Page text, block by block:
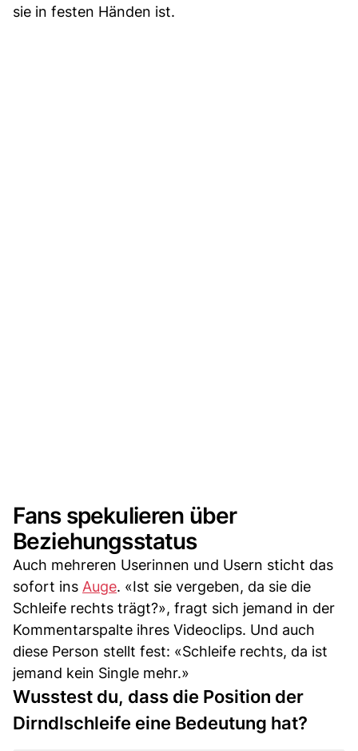
sie in festen Händen ist.
Fans spekulieren über
Beziehungsstatus
Auch mehreren Userinnen und Usern sticht das
sofort ins Auge. «Ist sie vergeben, da sie die
Schleife rechts trägt?», fragt sich jemand in der
Kommentarspalte ihres Videoclips. Und auch
diese Person stellt fest: «Schleife rechts, da ist
jemand kein Single mehr.»
Wusstest du, dass die Position der
Dirndlschleife eine Bedeutung hat?